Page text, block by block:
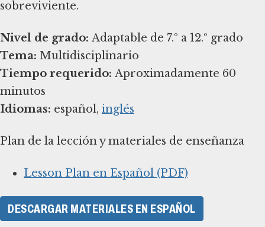
sobreviviente.
Nivel de grado:
Tema:
Tiempo requerido: Aproximadamente 60
Idiomas: español, inglés
Plan de la lección y materiales de enseñanza
Lesson Plan en Español (PDF)
DESCARGAR MATERIALES EN ESPAÑOL